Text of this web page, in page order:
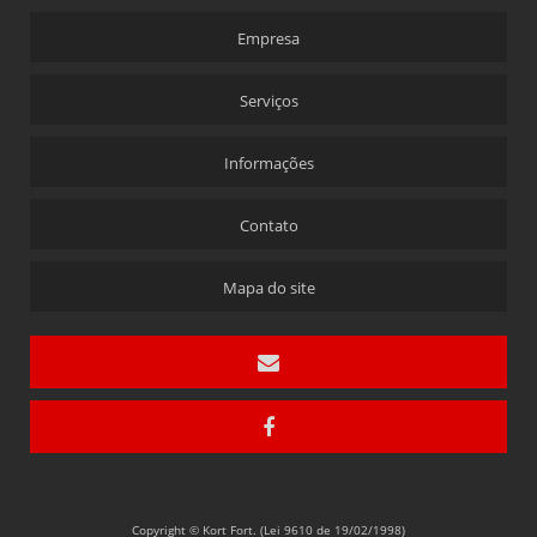
FABRICANTE DE BLOCOS DE FERRITE
FABRICANTE DE ÍMÃS DE NEODÍMIO
Empresa
Serviços
Informações
Contato
Mapa do site
Copyright © Kort Fort. (Lei 9610 de 19/02/1998)